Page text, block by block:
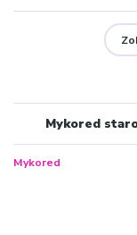
Mykored
Mykored